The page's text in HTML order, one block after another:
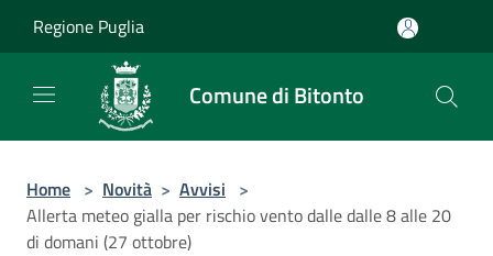
Regione Puglia
Comune di Bitonto
Home > Novità > Avvisi >
Allerta meteo gialla per rischio vento dalle dalle 8 alle 20
di domani (27 ottobre)